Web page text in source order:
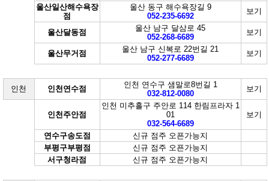
울산일산해수욕장
점
울산 동구 해수욕장길 9
052-235-6692
보기
울산달동점
울산 남구 달삼로 45
052-268-6689
보기
울산무거점
울산 남구 신복로 22번길 21
052-277-6689
보기
인천 인천연수점
인천 연수구 샘말로8번길 1
032-812-0080
보기
인천주안점
인천 미추홀구 주안로 114 한림프라자 1
01
032-564-6689
보기
연수구송도점
신규 점주 오픈가능지
부평구부평점
신규 점주 오픈가능지
서구청라점
신규 점주 오픈가능지